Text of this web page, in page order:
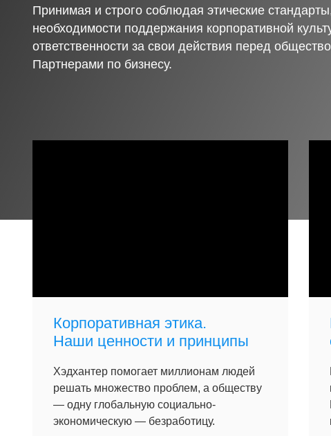
Принимая и строго соблюдая этические
необходимости поддержания корпоративной
ответственности за свои действия перед
Партнерами по бизнесу.
Корпоративная этика.
Наши ценности и принципы
Хэдхантер помогает миллионам людей
решать множество проблем, а обществу
— одну глобальную социально-
экономическую — безработицу.